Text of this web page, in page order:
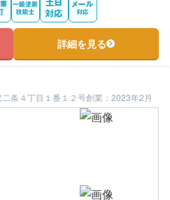
詳細を見る
条４丁目１番１２号創業：2023年2月